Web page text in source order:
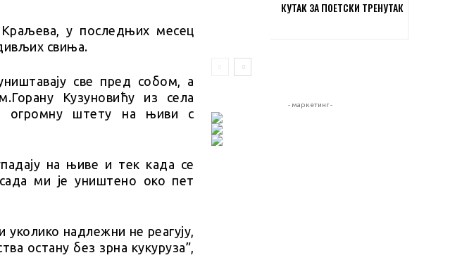
у последњих месец
свиња.
све пред собом, а
Кузуновићу из села
огромну штету на њиви с
на њиве и тек када се
ми је уништено око пет
надлежни не реагују,
остану без зрна кукуруза”,
КУТАК ЗА ПОЕТСКИ ТРЕНУТАК
- маркетинг -